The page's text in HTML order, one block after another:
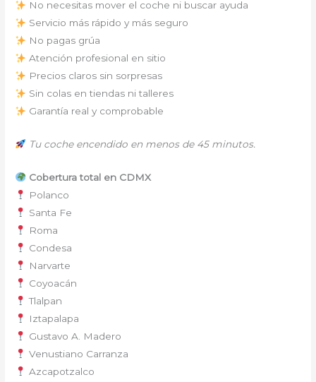
No necesitas mover el coche ni buscar ayuda
Servicio más rápido y más seguro
No pagas grúa
Atención profesional en sitio
Precios claros sin sorpresas
Sin colas en tiendas ni talleres
Garantía real y comprobable
Tu coche encendido en menos de 45 minutos.
Cobertura total en CDMX
Polanco
Santa Fe
Roma
Condesa
Narvarte
Coyoacán
Tlalpan
Iztapalapa
Gustavo A. Madero
Venustiano Carranza
Azcapotzalco